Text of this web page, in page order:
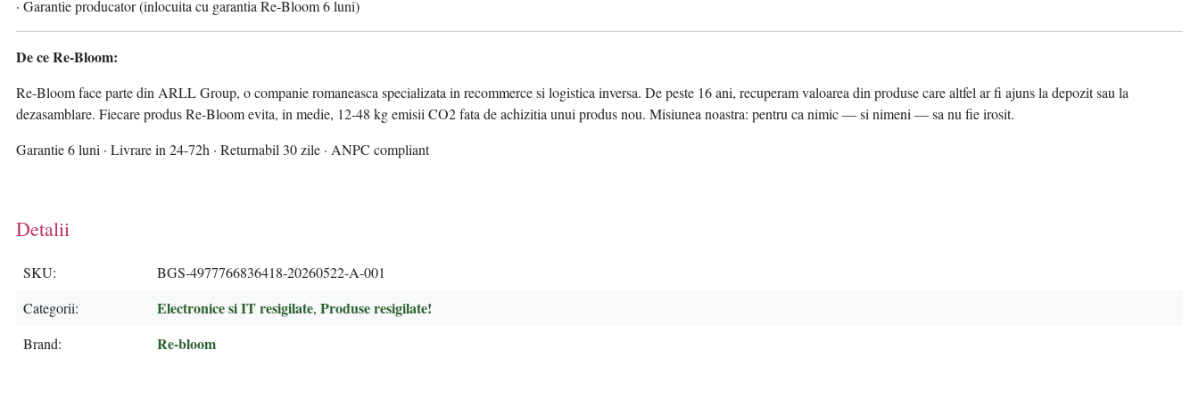
· Garantie producator (inlocuita cu garantia Re-Bloom 6 luni)
De ce Re-Bloom:
Re-Bloom face parte din ARLL Group, o companie romaneasca specializata in recommerce si logistica inversa. De peste 16 ani, recuperam valoarea din produse care altfel ar fi ajuns la depozit sau la
dezasamblare. Fiecare produs Re-Bloom evita, in medie, 12-48 kg emisii CO2 fata de achizitia unui produs nou. Misiunea noastra: pentru ca nimic — si nimeni — sa nu fie irosit.
Garantie 6 luni · Livrare in 24-72h · Returnabil 30 zile · ANPC compliant
Detalii
SKU
BGS-4977766836418-20260522-A-001
Categorii
Electronice si IT resigilate, Produse resigilate!
Brand Re-bloom